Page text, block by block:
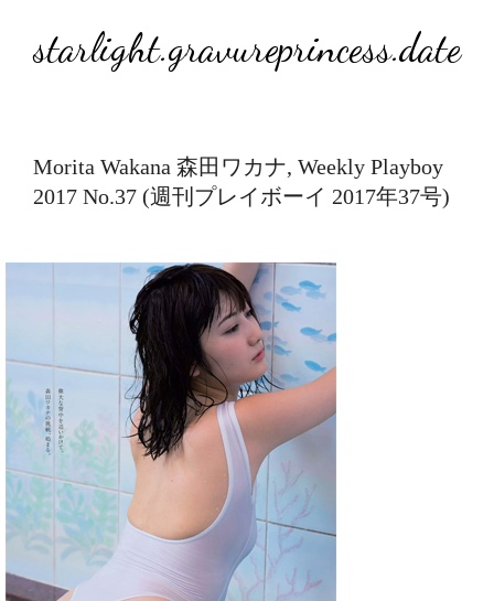
starlight.gravureprincess.date
Morita Wakana 森田ワカナ, Weekly Playboy
2017 No.37 (週刊プレイボーイ 2017年37号)